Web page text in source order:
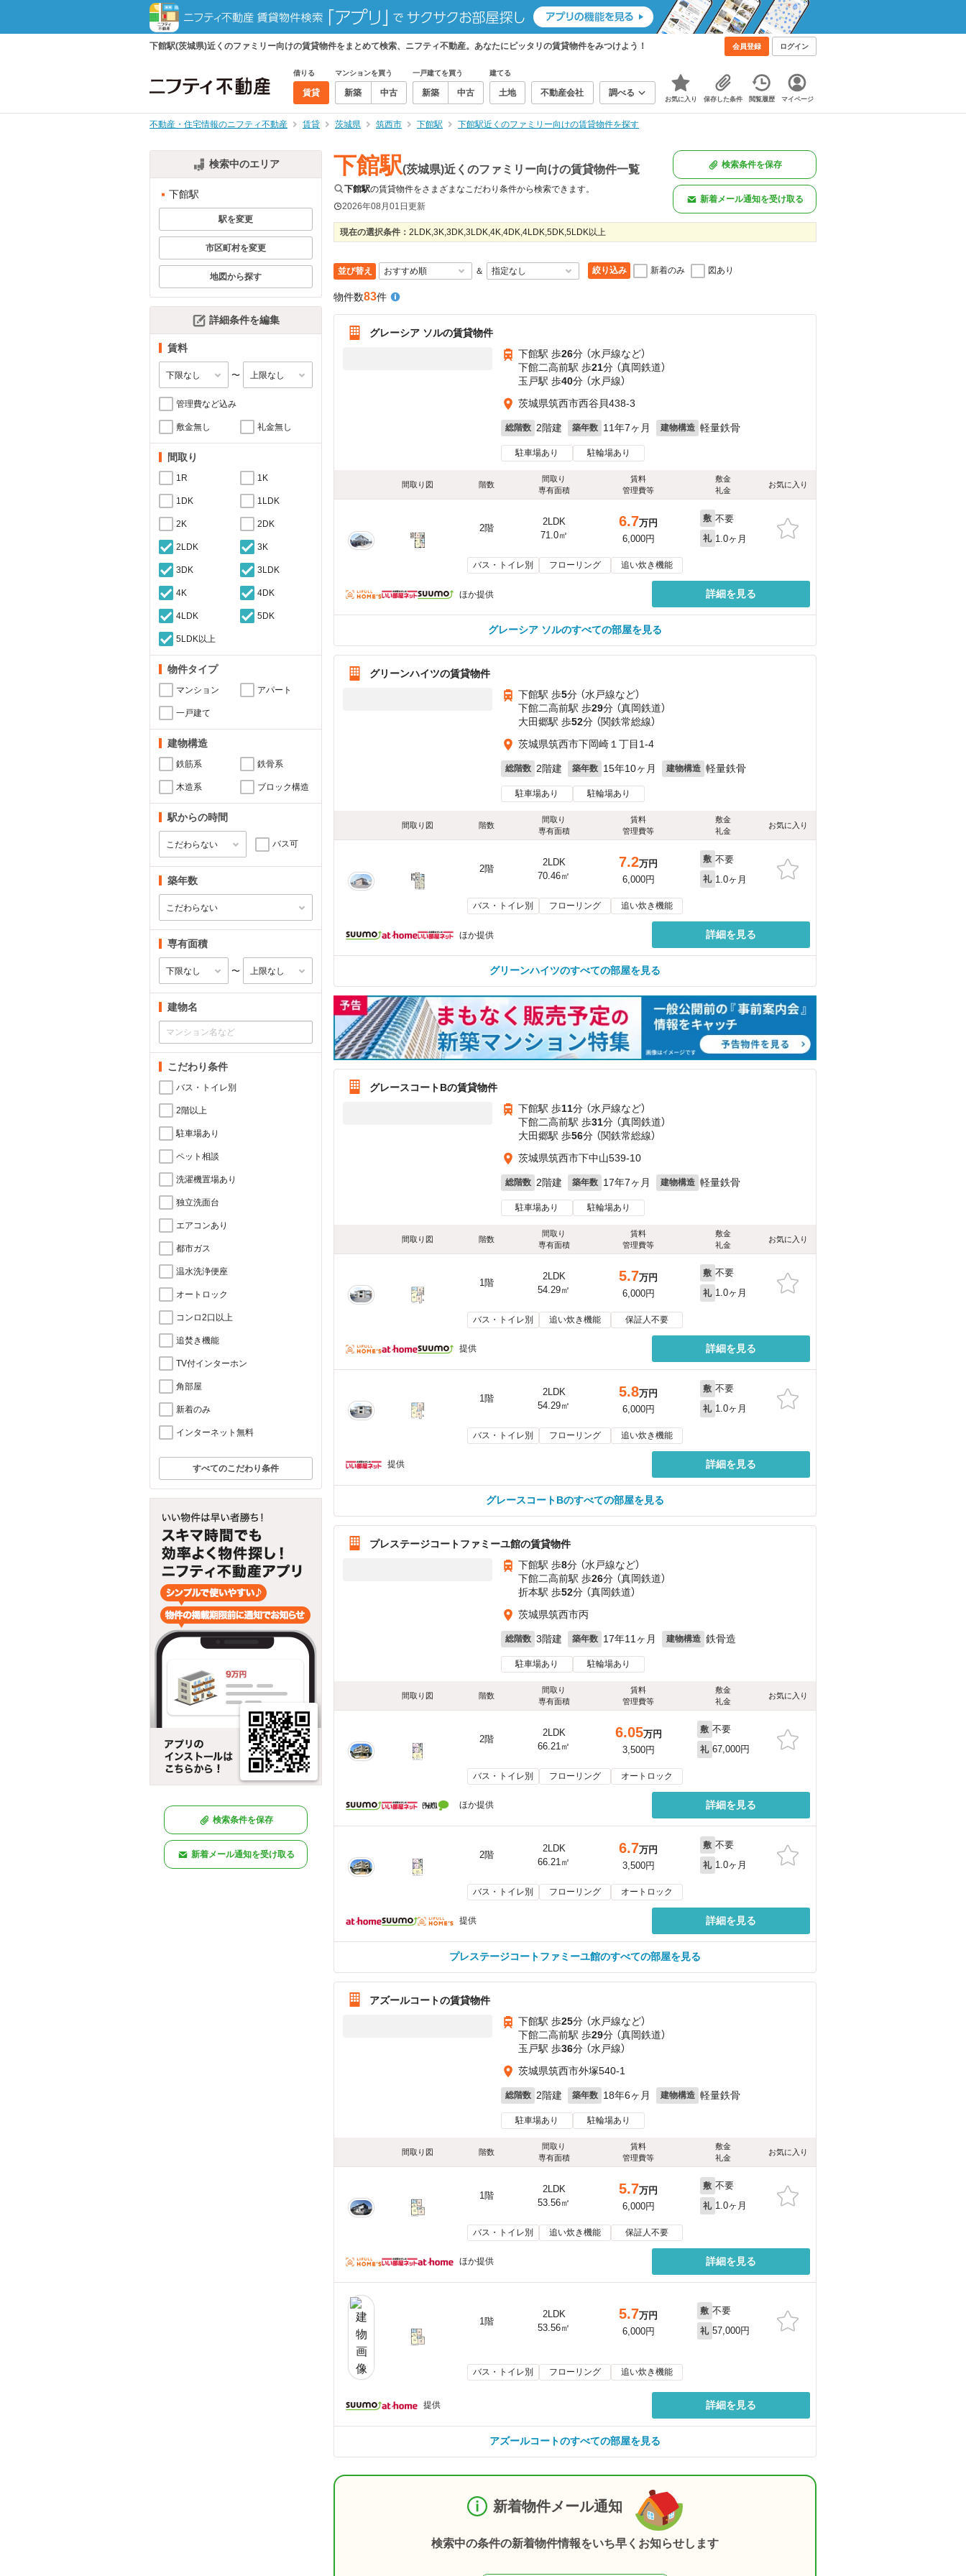
下館駅(茨城県)近くのファミリー向けの賃貸物件をまとめて検索、ニフティ不動産。あなたにピッタリの賃貸物件をみつけよう！ 会員登録 ログイン
借りる
賃貸
マンションを買う
新築 中古
一戸建てを買う
新築 中古
建てる
土地 不動産会社 調べる
お気に入り 保存した条件 閲覧履歴 マイページ
不動産・住宅情報のニフティ不動産 賃貸 茨城県 筑西市 下館駅 下館駅近くのファミリー向けの賃貸物件を探す
検索中のエリア
下館駅
駅を変更
市区町村を変更
地図から探す
詳細条件を編集
賃料
〜
管理費など込み
敷金無し 礼金無し
間取り
1R 1K
1DK 1LDK
2K 2DK
2LDK 3K
3DK 3LDK
4K 4DK
4LDK 5DK
5LDK以上
物件タイプ
マンション アパート
一戸建て
建物構造
鉄筋系 鉄骨系
木造系 ブロック構造
駅からの時間
バス可
築年数
専有面積
〜
建物名
こだわり条件
バス・トイレ別
2階以上
駐車場あり
ペット相談
洗濯機置場あり
独立洗面台
エアコンあり
都市ガス
温水洗浄便座
オートロック
コンロ2口以上
追焚き機能
TV付インターホン
角部屋
新着のみ
インターネット無料
すべてのこだわり条件
検索条件を保存
新着メール通知を受け取る
下館駅(茨城県)近くのファミリー向けの賃貸物件一覧
下館駅の賃貸物件をさまざまなこだわり条件から検索できます。
2026年08月01日更新
検索条件を保存
新着メール通知を受け取る
現在の選択条件： 2LDK,3K,3DK,3LDK,4K,4DK,4LDK,5DK,5LDK以上
並び替え ＆ 絞り込み 新着のみ 図あり
物件数83件
グレーシア ソルの賃貸物件
下館駅 歩26分 （水戸線など）
下館二高前駅 歩21分 （真岡鉄道）
玉戸駅 歩40分 （水戸線）
茨城県筑西市西谷貝438-3
総階数 2階建 築年数 11年7ヶ月 建物構造 軽量鉄骨
駐車場あり 駐輪場あり
間取り図 階数
間取り
専有面積
賃料
管理費等
敷金
礼金
お気に入り
2階
2LDK
71.0㎡
6.7万円
6,000円
敷 不要
礼 1.0ヶ月
バス・トイレ別 フローリング 追い炊き機能
ほか提供 詳細を見る
グレーシア ソルのすべての部屋を見る
グリーンハイツの賃貸物件
下館駅 歩5分 （水戸線など）
下館二高前駅 歩29分 （真岡鉄道）
大田郷駅 歩52分 （関鉄常総線）
茨城県筑西市下岡崎１丁目1-4
総階数 2階建 築年数 15年10ヶ月 建物構造 軽量鉄骨
駐車場あり 駐輪場あり
間取り図 階数
間取り
専有面積
賃料
管理費等
敷金
礼金
お気に入り
2階
2LDK
70.46㎡
7.2万円
6,000円
敷 不要
礼 1.0ヶ月
バス・トイレ別 フローリング 追い炊き機能
ほか提供 詳細を見る
グリーンハイツのすべての部屋を見る
グレースコートBの賃貸物件
下館駅 歩11分 （水戸線など）
下館二高前駅 歩31分 （真岡鉄道）
大田郷駅 歩56分 （関鉄常総線）
茨城県筑西市下中山539-10
総階数 2階建 築年数 17年7ヶ月 建物構造 軽量鉄骨
駐車場あり 駐輪場あり
間取り図 階数
間取り
専有面積
賃料
管理費等
敷金
礼金
お気に入り
1階
2LDK
54.29㎡
5.7万円
6,000円
敷 不要
礼 1.0ヶ月
バス・トイレ別 追い炊き機能 保証人不要
提供 詳細を見る
1階
2LDK
54.29㎡
5.8万円
6,000円
敷 不要
礼 1.0ヶ月
バス・トイレ別 フローリング 追い炊き機能
提供 詳細を見る
グレースコートBのすべての部屋を見る
プレステージコートファミーユ館の賃貸物件
下館駅 歩8分 （水戸線など）
下館二高前駅 歩26分 （真岡鉄道）
折本駅 歩52分 （真岡鉄道）
茨城県筑西市丙
総階数 3階建 築年数 17年11ヶ月 建物構造 鉄骨造
駐車場あり 駐輪場あり
間取り図 階数
間取り
専有面積
賃料
管理費等
敷金
礼金
お気に入り
2階
2LDK
66.21㎡
6.05万円
3,500円
敷 不要
礼 67,000円
バス・トイレ別 フローリング オートロック
ほか提供 詳細を見る
2階
2LDK
66.21㎡
6.7万円
3,500円
敷 不要
礼 1.0ヶ月
バス・トイレ別 フローリング オートロック
提供 詳細を見る
プレステージコートファミーユ館のすべての部屋を見る
アズールコートの賃貸物件
下館駅 歩25分 （水戸線など）
下館二高前駅 歩29分 （真岡鉄道）
玉戸駅 歩36分 （水戸線）
茨城県筑西市外塚540-1
総階数 2階建 築年数 18年6ヶ月 建物構造 軽量鉄骨
駐車場あり 駐輪場あり
間取り図 階数
間取り
専有面積
賃料
管理費等
敷金
礼金
お気に入り
1階
2LDK
53.56㎡
5.7万円
6,000円
敷 不要
礼 1.0ヶ月
バス・トイレ別 追い炊き機能 保証人不要
ほか提供 詳細を見る
1階
2LDK
53.56㎡
5.7万円
6,000円
敷 不要
礼 57,000円
バス・トイレ別 フローリング 追い炊き機能
提供 詳細を見る
アズールコートのすべての部屋を見る
新着物件メール通知
検索中の条件の新着物件情報をいち早くお知らせします